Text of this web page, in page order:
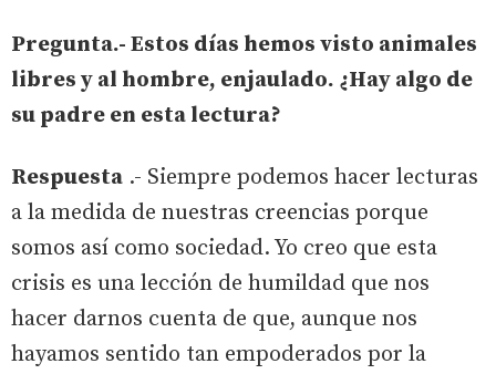
Pregunta.- Estos días hemos visto animales
libres y al hombre, enjaulado. ¿Hay algo de
su padre en esta lectura?
Respuesta .- Siempre podemos hacer lecturas
a la medida de nuestras creencias porque
somos así como sociedad. Yo creo que esta
crisis es una lección de humildad que nos
hacer darnos cuenta de que, aunque nos
hayamos sentido tan empoderados por la